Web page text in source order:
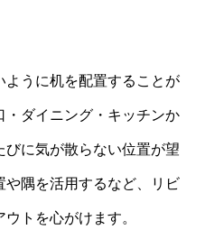
うに机を配置することが
・ダイニング・キッチンか
びに気が散らない位置が望
や隅を活用するなど、リビ
トを心がけます。